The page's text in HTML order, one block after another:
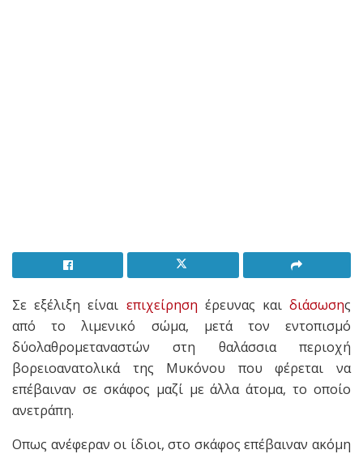
Σε εξέλιξη είναι επιχείρηση έρευνας και διάσωσης
από το λιμενικό σώμα, μετά τον εντοπισμό
δύολαθρομεταναστών στη θαλάσσια περιοχή
βορειοανατολικά της Μυκόνου που φέρεται να
επέβαιναν σε σκάφος μαζί με άλλα άτομα, το οποίο
ανετράπη.
Οπως ανέφεραν οι ίδιοι, στο σκάφος επέβαιναν ακόμη